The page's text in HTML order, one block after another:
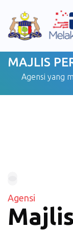
MAJLIS
Agensi yang
Agensi
Majlis